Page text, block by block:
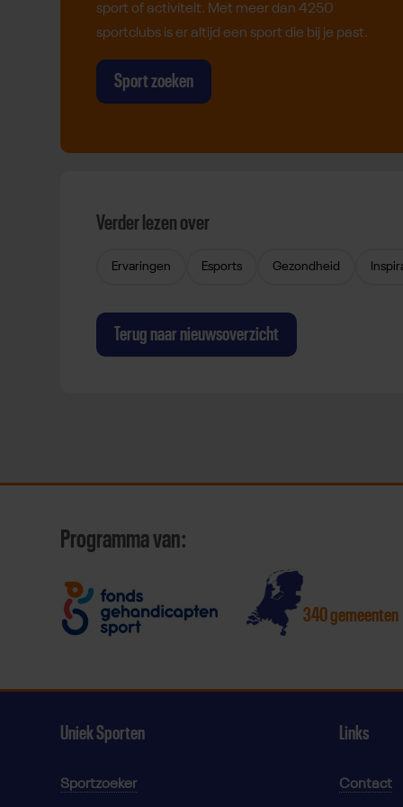
sport of activiteit. Met meer dan 4250
sportclubs is er altijd een sport die bij je past.
Sport zoeken
Verder lezen over
Ervaringen Esports Gezondheid
Terug naar nieuwsoverzicht
Programma van:
340 gemeenten
Uniek Sporten
Sportzoeker
Links
Contact